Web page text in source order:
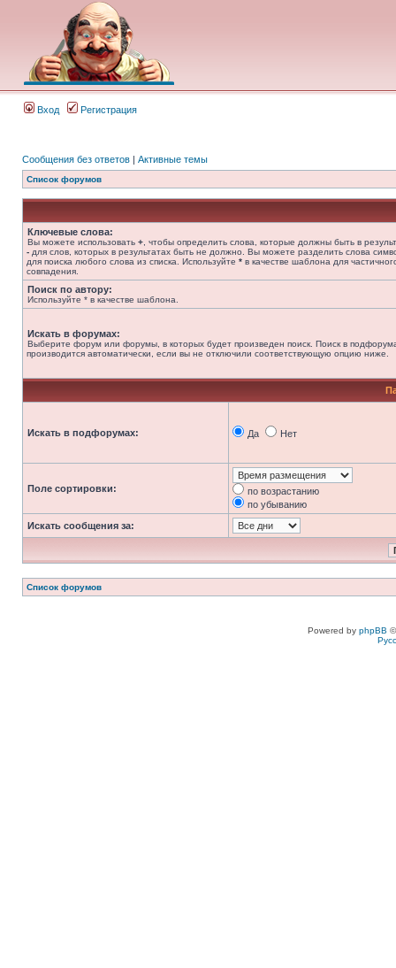
Вход Регистрация
Сообщения без ответов | Активные темы
Список форумов
Ключевые слова:
Вы можете использовать + , чтобы определить слова, которые должны быть в
- для слов, которых в результатах быть не должно. Вы можете разделить слова
для поиска любого слова из списка. Используйте * в качестве шаблона для
совпадения.
Поиск по автору:
Используйте * в качестве шаблона.
Искать в форумах:
Выберите форум или форумы, в которых будет произведен поиск. Поиск в
производится автоматически, если вы не отключили соответствующую опцию ниже.
Искать в подфорумах: Да Нет
Поле сортировки:
по возрастанию
по убыванию
Искать сообщения за:
Список форумов
Powered by phpBB